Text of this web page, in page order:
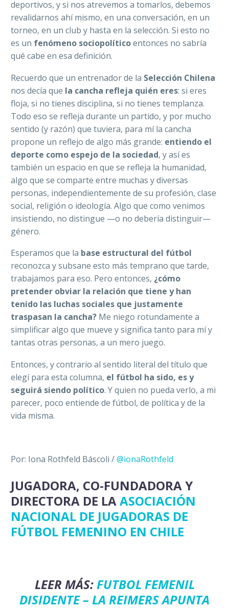
deportivos, y si nos atrevemos a tomarlos, debemos
revalidarnos ahí mismo, en una conversación, en un
torneo, en un club y hasta en la selección. Si esto no
es un fenómeno sociopolíticoentonces no sabría
qué cabe en esa definición.
Recuerdo que un entrenador de la Selección Chilena
nos decía que la cancha refleja quién eres: si eres
floja, si no tienes disciplina, si no tienes templanza.
Todo eso se refleja durante un partido, y por mucho
sentido (y razón) que tuviera, para mí la cancha
propone un reflejo de algo más grande: entiendo el
deporte como espejo de la sociedad, y así es
también un espacio en que se refleja la humanidad,
algo que se comparte entre muchas y diversas
personas, independientemente de su profesión, clase
social, religión o ideología. Algo que como venimos
insistiendo, no distingue —o no debería distinguir—
género.
Esperamos que la base estructural del fútbol
reconozca y subsane esto más temprano que tarde,
trabajamos para eso. Pero entonces, ¿cómo
pretender obviar la relación que tiene y han
tenido las luchas sociales que justamente
traspasan la cancha? Me niego rotundamente a
simplificar algo que mueve y significa tanto para mí y
tantas otras personas, a un mero juego.
Entonces, y contrario al sentido literal del título que
elegí para esta columna, el fútbol ha sido, es y
seguirá siendo político. Y quien no pueda verlo, a mi
parecer, poco entiende de fútbol, de política y de la
vida misma.
Por: Iona Rothfeld Báscoli /@ionaRothfeld
JUGADORA, CO-FUNDADORA Y
DIRECTORA DE LAASOCIACIÓN
NACIONAL DE JUGADORAS DE
FÚTBOL FEMENINO EN CHILE
LEER MÁS:FUTBOL FEMENIL
DISIDENTE – LA REIMERS APUNTA